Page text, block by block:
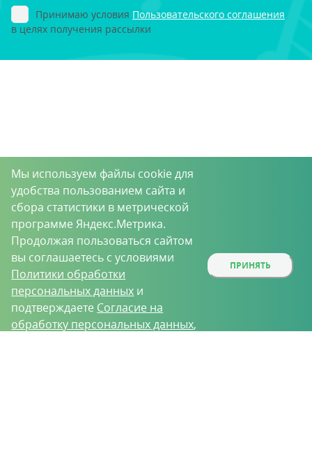
Принимаю условия Пользовательского соглашения
в целях получения рассылки
Мы используем файлы cookie для
удобства пользованием сайта и
сбора статистики в метрической
программе Яндекс.Метрика.
Продолжая пользоваться сайтом
вы соглашаетесь с условиями
Политики обработки
персональных данных и
подтверждаете Согласие на
обработку персональных данных,
ПРИНЯТЬ